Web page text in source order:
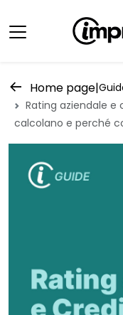
Home page|
Rating aziendale e
calcolano e perché